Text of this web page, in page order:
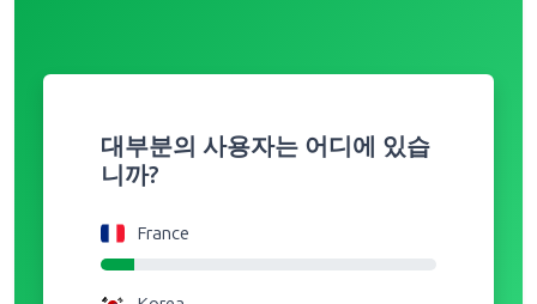
대부분의 사용자는 어디에 있습
니까?
France